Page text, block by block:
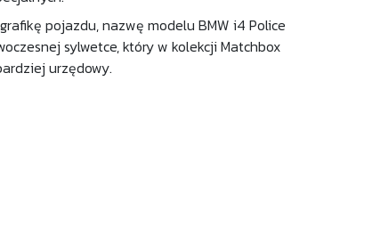
pojazdu, nazwę modelu BMW i4 Police
sylwetce, który w kolekcji Matchbox
urzędowy.